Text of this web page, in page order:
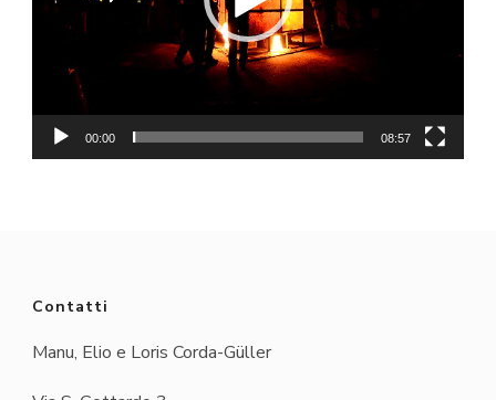
00:00 08:57
Contatti
Manu, Elio e Loris Corda-Güller